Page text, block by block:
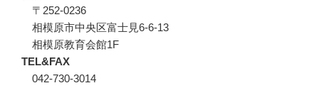
〒252-0236
相模原市中央区富士見6-6-13
相模原教育会館1F
TEL&FAX
042-730-3014